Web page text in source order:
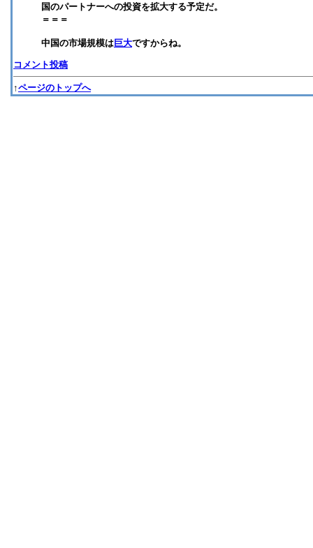
国のパートナーへの投資を拡大する予定だ。
＝＝＝
中国の市場規模は巨大ですからね。
コメント投稿
↑ページのトップへ